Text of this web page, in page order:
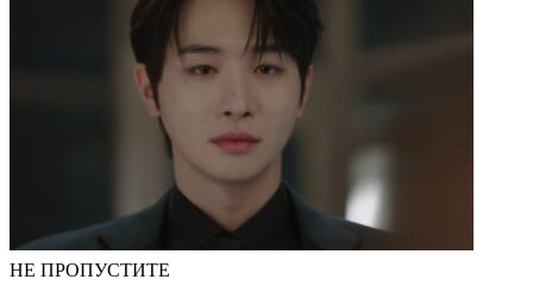
НЕ ПРОПУСТИТЕ